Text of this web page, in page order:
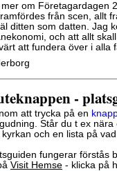
om Företagardagen
från scen, allt
ditten som datten. Jag
och att allt
att fundera över i alla
-
att trycka på en
Står du t ex
kyrkan och en lista på
fungerar förstås
Visit Hemse - klicka på